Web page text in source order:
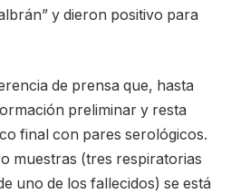
y dieron positivo para
de prensa que, hasta
preliminar y resta
final con pares serológicos.
muestras (tres respiratorias
uno de los fallecidos) se está